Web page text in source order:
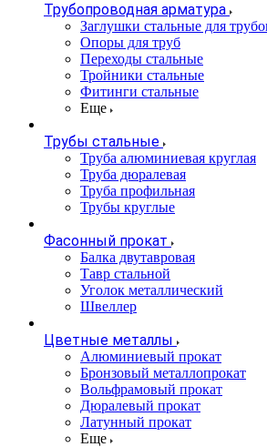
Трубопроводная арматура
Заглушки стальные для
Опоры для труб
Переходы стальные
Тройники стальные
Фитинги стальные
Еще
Трубы стальные
Труба алюминиевая круглая
Труба дюралевая
Труба профильная
Трубы круглые
Фасонный прокат
Балка двутавровая
Тавр стальной
Уголок металлический
Швеллер
Цветные металлы
Алюминиевый прокат
Бронзовый металлопрокат
Вольфрамовый прокат
Дюралевый прокат
Латунный прокат
Еще